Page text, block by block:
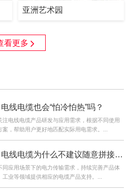
亚洲艺术园
看更多
线电缆也会“怕冷怕热”吗？
注电线电缆产品研发与应用需求，根据不同使用
，帮助用户更好地匹配实际用电需求。...
【珠江电缆】电线电缆为什么不建议随意拼接？专业人士告诉你原因
同应用场景下的电力传输需求，持续完善产品体
业等领域提供相应的电缆产品支持。...